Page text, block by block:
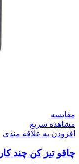
مقایسه
مشاهده سریع
افزودن به علاقه مندی
چاقو تیز کن چند